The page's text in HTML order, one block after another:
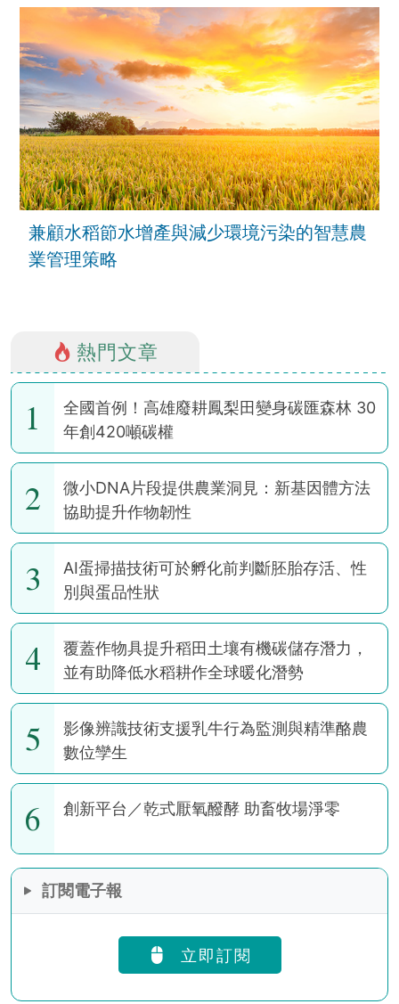
兼顧水稻節水增產與減少環境污染的智慧農
業管理策略
熱門文章
1
全國首例！高雄廢耕鳳梨田變身碳匯森林 30
年創420噸碳權
2
微小DNA片段提供農業洞見：新基因體方法
協助提升作物韌性
3
AI蛋掃描技術可於孵化前判斷胚胎存活、性
別與蛋品性狀
4
覆蓋作物具提升稻田土壤有機碳儲存潛力，
並有助降低水稻耕作全球暖化潛勢
5
影像辨識技術支援乳牛行為監測與精準酪農
數位孿生
6 創新平台／乾式厭氧醱酵 助畜牧場淨零
訂閱電子報
立即訂閱